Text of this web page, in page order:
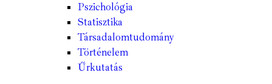
Pszichológia
Statisztika
Társadalomtudomány
Történelem
Űrkutatás